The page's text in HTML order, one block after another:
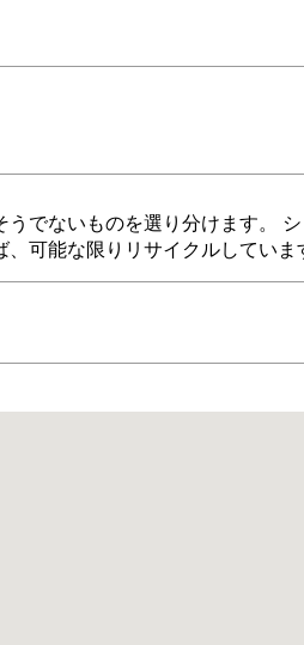
でないものを選り分けます。
可能な限りリサイクルしていま